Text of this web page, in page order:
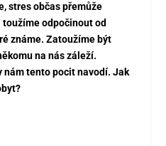
stres občas přemůže
toužíme odpočinout od
známe. Zatoužíme být
na nás záleží.
nám tento pocit navodí. Jak